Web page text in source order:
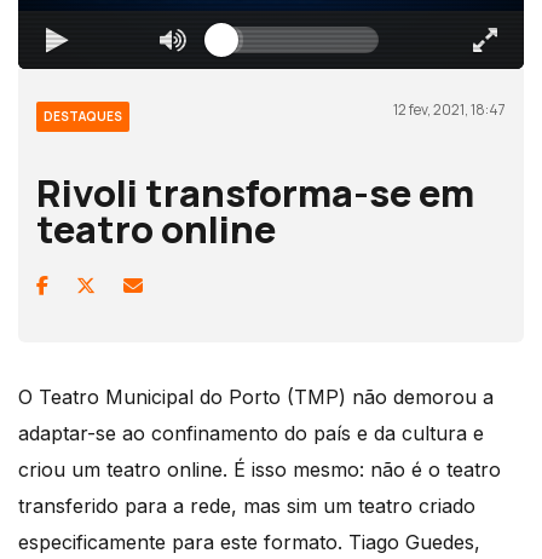
DESTAQUES 12 fev, 2021, 18:47
Rivoli transforma-se em
teatro online
O Teatro Municipal do Porto (TMP) não demorou a
adaptar-se ao confinamento do país e da cultura e
criou um teatro online. É isso mesmo: não é o teatro
transferido para a rede, mas sim um teatro criado
especificamente para este formato. Tiago Guedes,